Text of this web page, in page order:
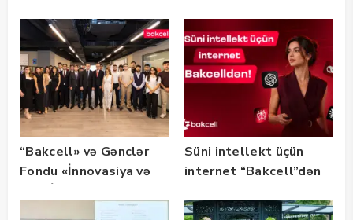
təqdim edilir
olub — FOTO
“Bakcell» və Gənclər
Fondu «İnnovasiya və
təqaüd proqramının
Süni intellekt üçün
internet “Bakcell”dən